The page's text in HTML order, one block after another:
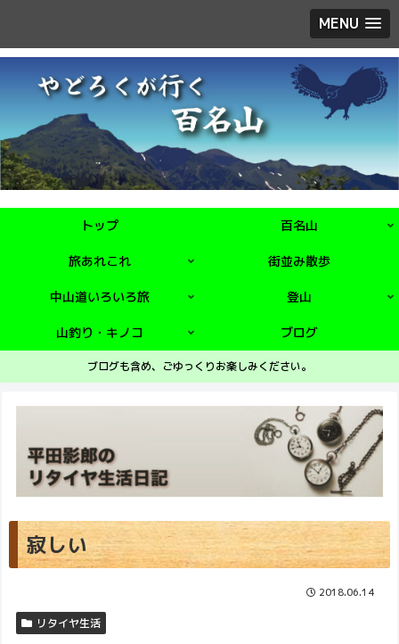
MENU
トップ 百名山
旅あれこれ 街並み散歩
中山道いろいろ旅 登山
山釣り・キノコ ブログ
ブログも含め、ごゆっくりお楽しみください。
寂しい
2018.06.14
リタイヤ生活